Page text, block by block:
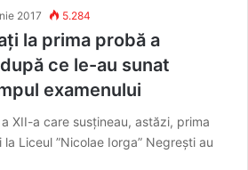
2017 5.284
la prima probă a
ce le-au sunat
examenului
XII-a care susțineau, astăzi, prima
Liceul ”Nicolae Iorga” Negrești au